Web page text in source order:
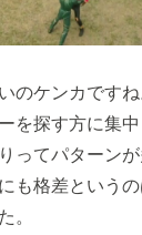
のケンカです
を探す方に集
ってパターン
も格差という
。